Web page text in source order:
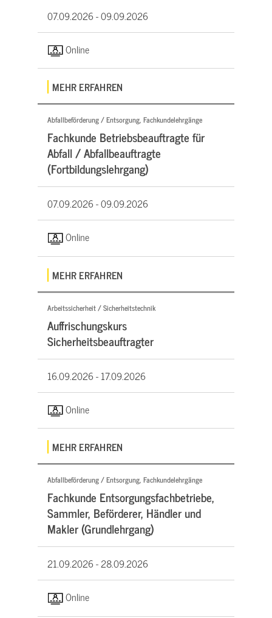
07.09.2026 -09.09.2026
Online
MEHR ERFAHREN
Abfallbeförderung / Entsorgung, Fachkundelehrgänge
Fachkunde Betriebsbeauftragte für
Abfall / Abfallbeauftragte
(Fortbildungslehrgang)
07.09.2026 -09.09.2026
Online
MEHR ERFAHREN
Arbeitssicherheit / Sicherheitstechnik
Auffrischungskurs
Sicherheitsbeauftragter
16.09.2026 -17.09.2026
Online
MEHR ERFAHREN
Abfallbeförderung / Entsorgung, Fachkundelehrgänge
Fachkunde Entsorgungsfachbetriebe,
Sammler, Beförderer, Händler und
Makler (Grundlehrgang)
21.09.2026 -28.09.2026
Online